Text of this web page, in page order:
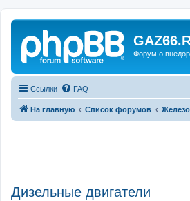
Форум о
Ссылки FAQ
На главную Список форумов Железо
Дизельные двигатели